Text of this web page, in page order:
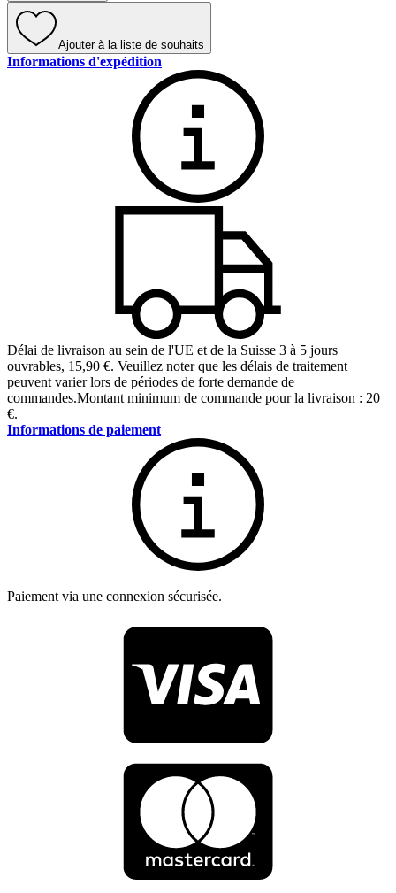
Ajouter à la liste de souhaits
Informations d'expédition
Délai de livraison au sein de l'UE et de la Suisse 3 à 5 jours
ouvrables, 15,90 €. Veuillez noter que les délais de traitement
peuvent varier lors de périodes de forte demande de
commandes.Montant minimum de commande pour la livraison : 20
€.
Informations de paiement
Paiement via une connexion sécurisée.